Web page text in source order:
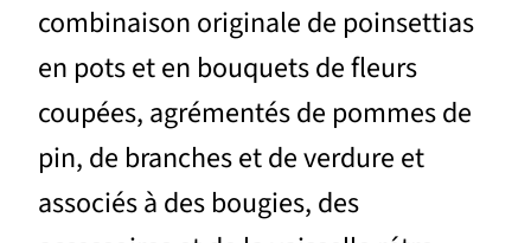
combinaison originale de poinsettias
en pots et en bouquets de fleurs
coupées, agrémentés de pommes de
pin, de branches et de verdure et
associés à des bougies, des